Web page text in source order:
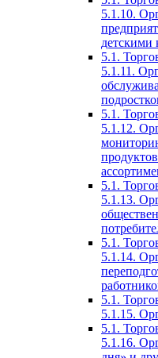
5.1.10.
детскими
5.1.
5.1.11.
5.1.
5.1.12.
5.1.
5.1.13.
5.1.
5.1.14.
5.1.
5.1.15.
5.1.
5.1.16.